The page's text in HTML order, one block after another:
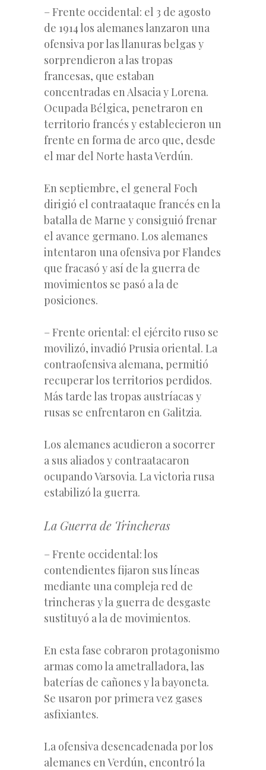
– Frente occidental: el 3 de agosto
de 1914 los alemanes lanzaron una
ofensiva por las llanuras belgas y
sorprendieron a las tropas
francesas, que estaban
concentradas en Alsacia y Lorena.
Ocupada Bélgica, penetraron en
territorio francés y establecieron un
frente en forma de arco que, desde
el mar del Norte hasta Verdún.
En septiembre, el general Foch
dirigió el contraataque francés en la
batalla de Marne y consiguió frenar
el avance germano. Los alemanes
intentaron una ofensiva por Flandes
que fracasó y así de la guerra de
movimientos se pasó a la de
posiciones.
– Frente oriental: el ejército ruso se
movilizó, invadió Prusia oriental. La
contraofensiva alemana, permitió
recuperar los territorios perdidos.
Más tarde las tropas austríacas y
rusas se enfrentaron en Galitzia.
Los alemanes acudieron a socorrer
a sus aliados y contraatacaron
ocupando Varsovia. La victoria rusa
estabilizó la guerra.
La Guerra de Trincheras
– Frente occidental: los
contendientes fijaron sus líneas
mediante una compleja red de
trincheras y la guerra de desgaste
sustituyó a la de movimientos.
En esta fase cobraron protagonismo
armas como la ametralladora, las
baterías de cañones y la bayoneta.
Se usaron por primera vez gases
asfixiantes.
La ofensiva desencadenada por los
alemanes en Verdún, encontró la